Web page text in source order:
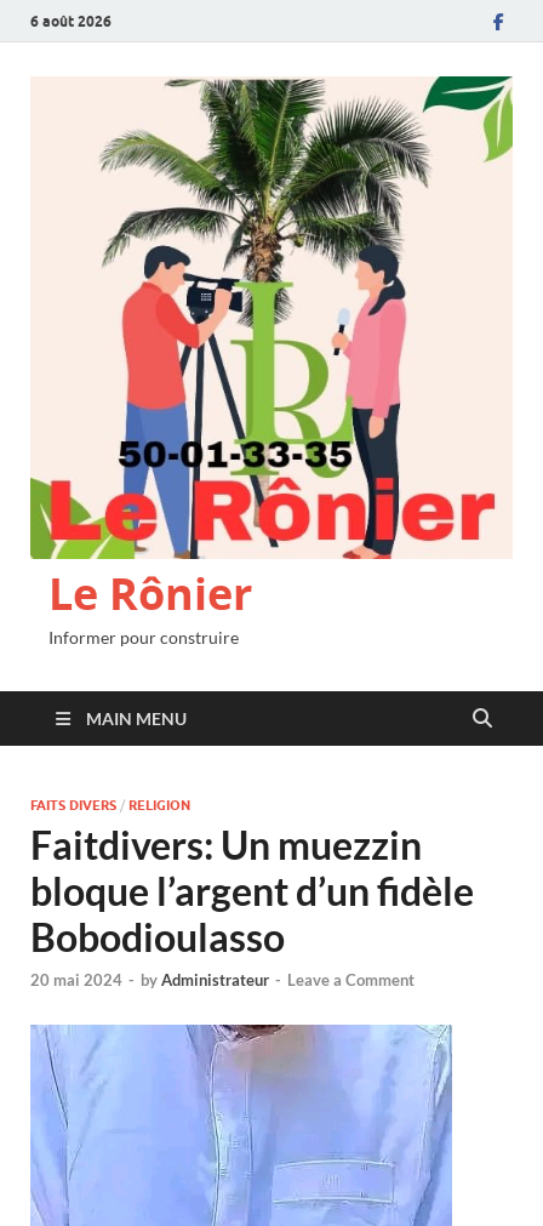
6 août 2026
Le Rônier
Informer pour construire
MAIN MENU
FAITS DIVERS / RELIGION
Faitdivers: Un muezzin
bloque l’argent d’un fidèle
Bobodioulasso
20 mai 2024 - byAdministrateur - Leave a Comment